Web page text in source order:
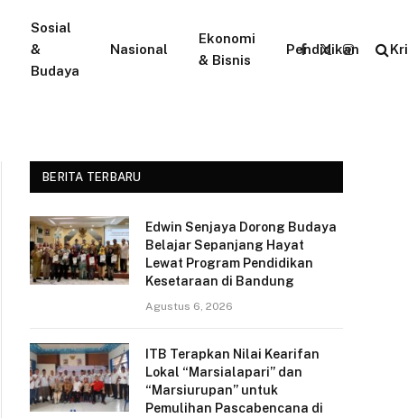
Sosial
&
Budaya
Nasional
Ekonomi
& Bisnis
Pendidikan
Facebook
X
Instagram
BERITA TERBARU
Edwin Senjaya Dorong Budaya
Belajar Sepanjang Hayat
Lewat Program Pendidikan
Kesetaraan di Bandung
Agustus 6, 2026
ITB Terapkan Nilai Kearifan
Lokal “Marsialapari” dan
“Marsiurupan” untuk
Pemulihan Pascabencana di